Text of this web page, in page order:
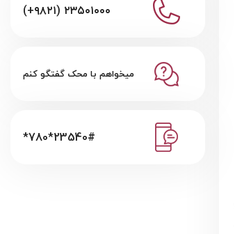
(+۹۸۲۱) ۲۳۵۰۱۰۰۰
میخواهم با محک گفتگو کنم
*780*23540#